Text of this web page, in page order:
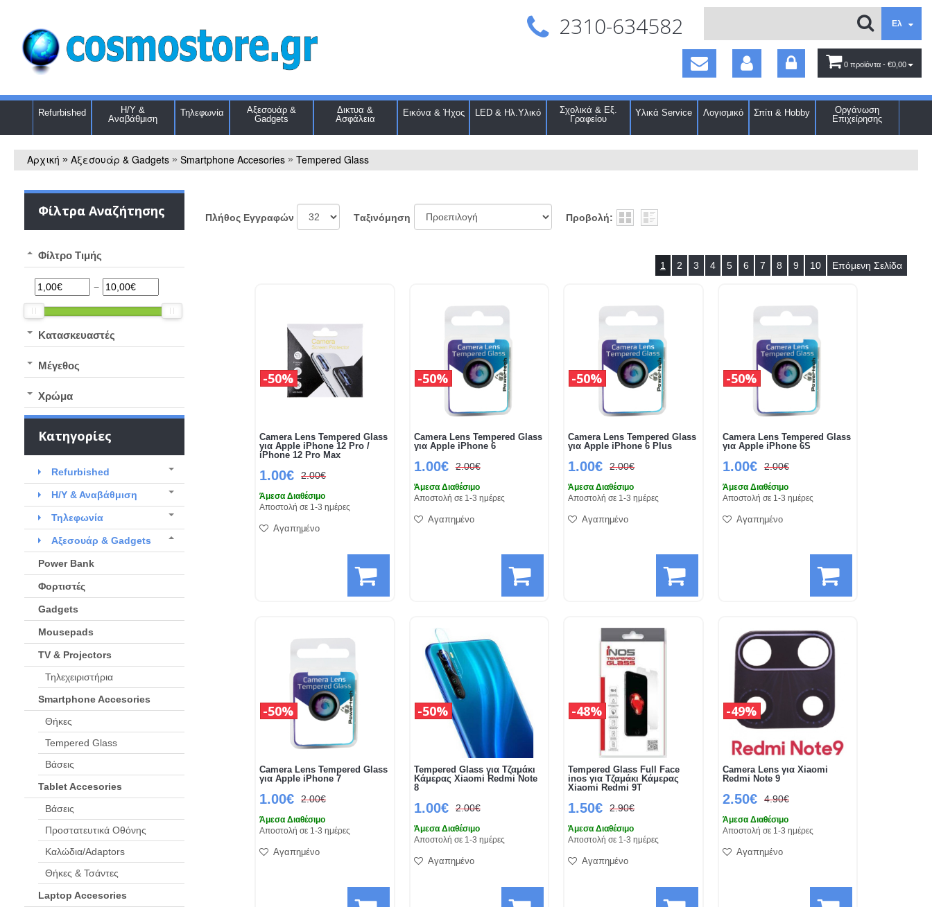
Ελ
2310-634582
0 προϊόντα - €0,00
Refurbished
Η/Υ &
Αναβάθμιση
Τηλεφωνία
Αξεσουάρ &
Gadgets
Δικτυα &
Ασφάλεια
Εικόνα & Ήχος LED & Ηλ.Υλικό
Σχολικά & Εξ.
Γραφείου
Υλικά Service Λογισμικό Σπίτι & Hobby
Οργάνωση
Επιχείρησης
Αρχική » Αξεσουάρ & Gadgets » Smartphone Accesories » Tempered Glass
Φίλτρα Αναζήτησης
Φίλτρο Τιμής
−
Kατασκευαστές
Μέγεθος
Χρώμα
Κατηγορίες
Refurbished
Η/Υ & Αναβάθμιση
Τηλεφωνία
Αξεσουάρ & Gadgets
Power Bank
Φορτιστές
Gadgets
Mousepads
TV & Projectors
Τηλεχειριστήρια
Smartphone Accesories
Θήκες
Tempered Glass
Βάσεις
Tablet Accesories
Βάσεις
Προστατευτικά Οθόνης
Καλώδια/Adaptors
Θήκες & Τσάντες
Laptop Accesories
Πλήθος Εγγραφών Tαξινόμηση Προβολή:
1 2 3 4 5 6 7 8 9 10 Επόμενη Σελίδα
Camera Lens Tempered Glass
για Apple iPhone 12 Pro /
iPhone 12 Pro Max
1.00€ 2.00€
50%
Άμεσα Διαθέσιμο
Αποστολή σε 1-3 ημέρες
Αγαπημένο
Camera Lens Tempered Glass
για Apple iPhone 6
1.00€ 2.00€
50%
Άμεσα Διαθέσιμο
Αποστολή σε 1-3 ημέρες
Αγαπημένο
Camera Lens Tempered Glass
για Apple iPhone 6 Plus
1.00€ 2.00€
50%
Άμεσα Διαθέσιμο
Αποστολή σε 1-3 ημέρες
Αγαπημένο
Camera Lens Tempered Glass
για Apple iPhone 6S
1.00€ 2.00€
50%
Άμεσα Διαθέσιμο
Αποστολή σε 1-3 ημέρες
Αγαπημένο
Camera Lens Tempered Glass
για Apple iPhone 7
1.00€ 2.00€
50%
Άμεσα Διαθέσιμο
Αποστολή σε 1-3 ημέρες
Αγαπημένο
Tempered Glass για Τζαμάκι
Κάμερας Xiaomi Redmi Note
8
1.00€ 2.00€
50%
Άμεσα Διαθέσιμο
Αποστολή σε 1-3 ημέρες
Αγαπημένο
Tempered Glass Full Face
inos για Τζαμάκι Κάμερας
Xiaomi Redmi 9T
1.50€ 2.90€
48%
Άμεσα Διαθέσιμο
Αποστολή σε 1-3 ημέρες
Αγαπημένο
Camera Lens για Xiaomi
Redmi Note 9
2.50€ 4.90€
49%
Άμεσα Διαθέσιμο
Αποστολή σε 1-3 ημέρες
Αγαπημένο